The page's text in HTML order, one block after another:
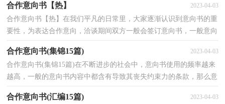
合作意向书【热】 2023-04-03
合作意向书【热】在我们平凡的日常里，大家逐渐认识到意向书的重
要性，为表达合作意向，洽谈期间双方一般会签订意向书，一般意向
合作意向书(集锦15篇) 2023-04-03
合作意向书(集锦15篇)在不断进步的社会中，意向书使用的频率越来
越高，一般的意向书内容中都含有导致其丧失约束力的条款，那么意
合作意向书(汇编15篇) 2023-04-03